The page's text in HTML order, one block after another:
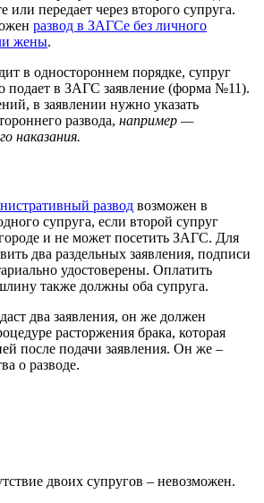
или передает через второго супруга.
развод в ЗАГСе без личного
жены.
в одностороннем порядке, супруг
подает в ЗАГС заявление (форма №11).
в заявлении нужно указать
развода, например —
наказания.
развод возможен в
супруга, если второй супруг
и не может посетить ЗАГС. Для
два раздельных заявления, подписи
удостоверены. Оплатить
также должны оба супруга.
два заявления, он же должен
расторжения брака, которая
после подачи заявления. Он же –
о разводе.
двоих супругов – невозможен.